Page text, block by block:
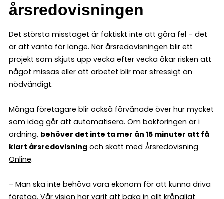
årsredovisningen
Det största misstaget är faktiskt inte att göra fel – det
är att vänta för länge. När årsredovisningen blir ett
projekt som skjuts upp vecka efter vecka ökar risken att
något missas eller att arbetet blir mer stressigt än
nödvändigt.
Många företagare blir också förvånade över hur mycket
som idag går att automatisera. Om bokföringen är i
ordning, behöver det inte ta mer än 15 minuter att få
klart årsredovisning och skatt med Årsredovisning
Online.
– Man ska inte behöva vara ekonom för att kunna driva
företag. Vår vision har varit att baka in allt krångligt